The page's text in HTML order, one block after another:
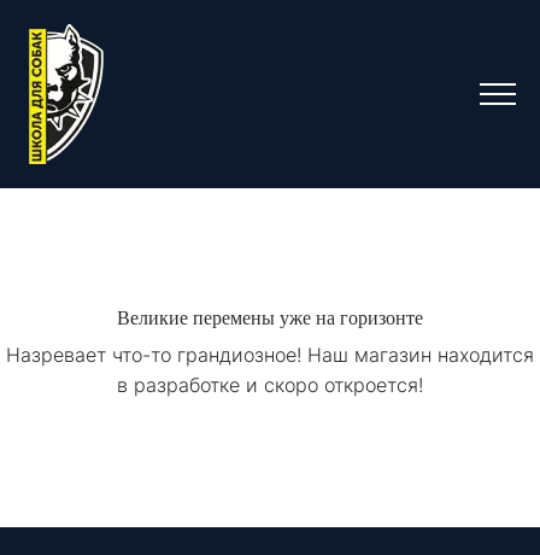
Великие перемены уже на горизонте
Назревает что-то грандиозное! Наш магазин находится
в разработке и скоро откроется!